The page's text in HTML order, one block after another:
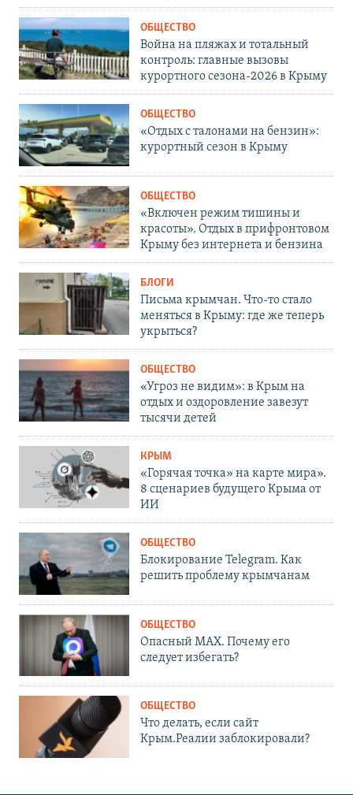
ОБЩЕСТВО
Война на пляжах и тотальный
контроль: главные вызовы
курортного сезона-2026 в Крыму
ОБЩЕСТВО
«Отдых с талонами на бензин»:
курортный сезон в Крыму
ОБЩЕСТВО
«Включен режим тишины и
красоты». Отдых в прифронтовом
Крыму без интернета и бензина
БЛОГИ
Письма крымчан. Что-то стало
меняться в Крыму: где же теперь
укрыться?
ОБЩЕСТВО
«Угроз не видим»: в Крым на
отдых и оздоровление завезут
тысячи детей
КРЫМ
«Горячая точка» на карте мира».
8 сценариев будущего Крыма от
ИИ
ОБЩЕСТВО
Блокирование Telegram. Как
решить проблему крымчанам
ОБЩЕСТВО
Опасный MAX. Почему его
следует избегать?
ОБЩЕСТВО
Что делать, если сайт
Крым.Реалии заблокировали?